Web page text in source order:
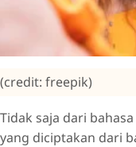
(credit: freepik)
Tidak saja dari
yang diciptakan dari